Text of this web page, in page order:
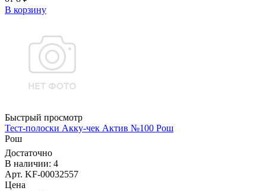
В корзину
Быстрый просмотр
Тест-полоски Акку-чек Актив №100 Рош
Рош
Достаточно
В наличии: 4
Арт. KF-00032557
Цена